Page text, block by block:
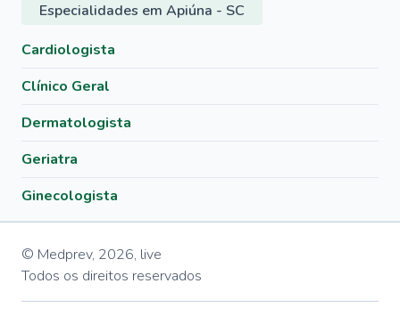
Especialidades em Apiúna - SC
Cardiologista
Clínico Geral
Dermatologista
Geriatra
Ginecologista
© Medprev, 2026, live
Todos os direitos reservados